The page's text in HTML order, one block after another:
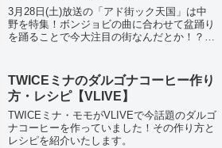
3月28日(土)放送の「アド街ック天国」は中
野を特集！ボンジョビの曲に合わせて盆踊り
を踊ることで今大注目の街なんだとか！？そ
したお店で、4年前に中野で復活を...
TWICEミナのダルゴナコーヒー作り
方・レシピ【VLIVE】
TWICEミナ・モモがVLIVEで今話題のダルゴ
ナコーヒーを作っていました！その作り方と
レシピを紹介いたします。